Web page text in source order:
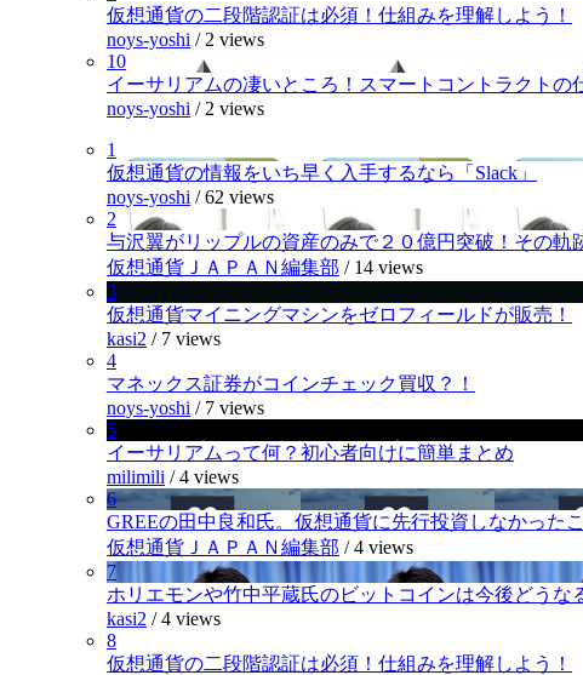
仮想通貨の二段階認証は必須！仕組みを理解しよう！
noys-yoshi / 2 views
10
イーサリアムの凄いところ！スマートコントラクトの
noys-yoshi / 2 views
1
仮想通貨の情報をいち早く入手するなら「Slack」
noys-yoshi /62 views
2
与沢翼がリップルの資産のみで２０億円突破！その軌
仮想通貨ＪＡＰＡＮ編集部 / 14 views
3
仮想通貨マイニングマシンをゼロフィールドが販売！
kasi2 / 7 views
4
マネックス証券がコインチェック買収？！
noys-yoshi / 7 views
5
イーサリアムって何？初心者向けに簡単まとめ
milimili /4 views
6
GREEの田中良和氏。仮想通貨に先行投資しなかった
仮想通貨ＪＡＰＡＮ編集部 /4 views
7
ホリエモンや竹中平蔵氏のビットコインは今後どうな
kasi2 /4 views
8
仮想通貨の二段階認証は必須！仕組みを理解しよう！